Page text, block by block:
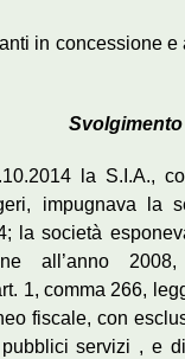
in concessione
la S.I.A.,
impugnava la
la società
all’anno
1, comma 266,
fiscale, con
servizi , e